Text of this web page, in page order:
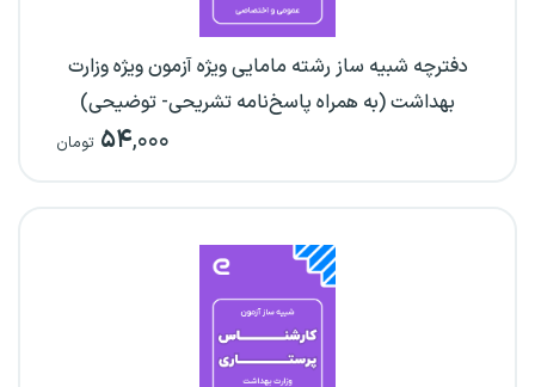
دفترچه شبیه ساز رشته مامایی ویژه آزمون ویژه وزارت
بهداشت (به همراه پاسخ‌نامه تشریحی- توضیحی)
۵۴,۰۰۰ تومان